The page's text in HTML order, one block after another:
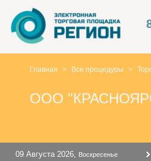
Главная > Все процедуры >
ООО
09 Августа 2026, Воскресенье